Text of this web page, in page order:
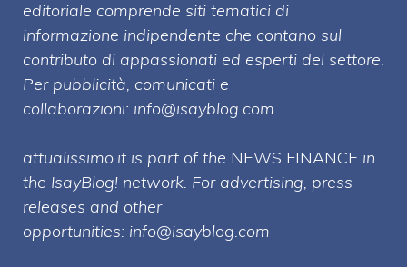
editoriale comprende siti tematici di
informazione indipendente che contano sul
contributo di appassionati ed esperti del settore.
Per pubblicità, comunicati e
collaborazioni: info@isayblog.com
attualissimo.it is part of the NEWS FINANCE in
the IsayBlog! network. For advertising, press
releases and other
opportunities: info@isayblog.com